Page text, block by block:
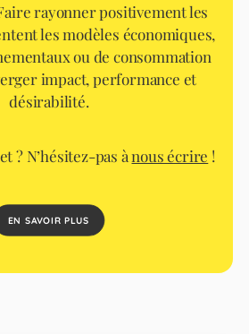
rayonner positivement les
les modèles économiques,
ou de consommation
impact, performance et
désirabilité.
? N’hésitez-pas ànous écrire !
EN SAVOIR PLUS